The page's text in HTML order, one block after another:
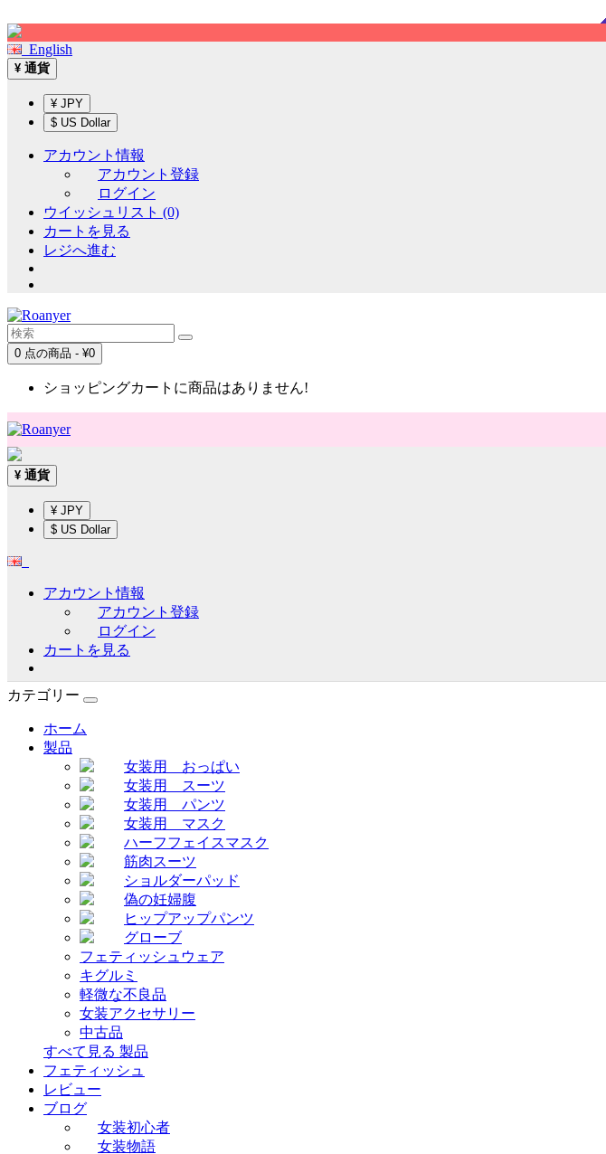
English
¥ 通貨
¥ JPY
$ US Dollar
アカウント情報
アカウント登録
ログイン
ウイッシュリスト (0)
カートを見る
レジへ進む
0 点の商品 - ¥0
ショッピングカートに商品はありません!
¥ 通貨
¥ JPY
$ US Dollar
アカウント情報
アカウント登録
ログイン
カートを見る
カテゴリー
ホーム
製品
女装用 おっぱい
女装用 スーツ
女装用 パンツ
女装用 マスク
ハーフフェイスマスク
筋肉スーツ
ショルダーパッド
偽の妊婦腹
ヒップアップパンツ
グローブ
フェティッシュウェア
キグルミ
軽微な不良品
女装アクセサリー
中古品
すべて見る 製品
フェティッシュ
レビュー
ブログ
女装初心者
女装物語